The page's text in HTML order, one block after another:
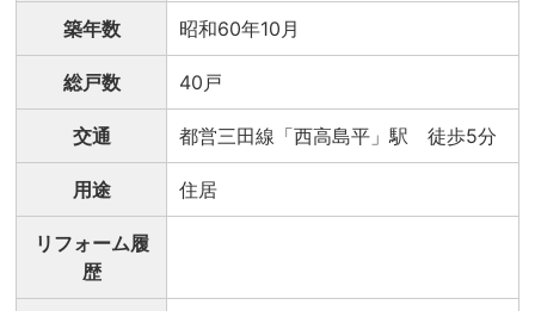
築年数 昭和60年10月
総戸数 40戸
交通 都営三田線「西高島平」駅 徒歩5分
用途 住居
リフォーム履
歴